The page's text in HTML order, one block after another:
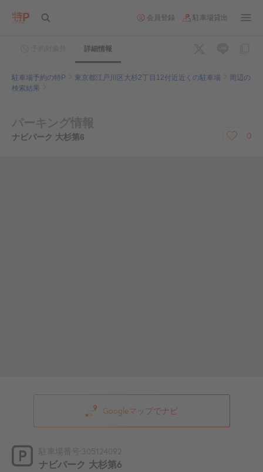
会員登録 駐車場貸出
詳細情報
駐車場予約の特P 東京都江戸川区大杉2丁目12付近近くの駐車場
周辺の
検索結果
ナビパーク 大杉第6 0
Googleマップでナビ
ナビパーク 大杉第6